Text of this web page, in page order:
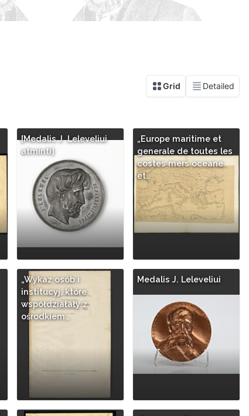
[Medalis J. Leleveliui
atminti]
„Europe maritime et
generale de toutes les
costes mers oceane
et…
„Wykaz osób i
institucyj, które
współdziałały z
ośrodkiem…
Medalis J. Leleveliui